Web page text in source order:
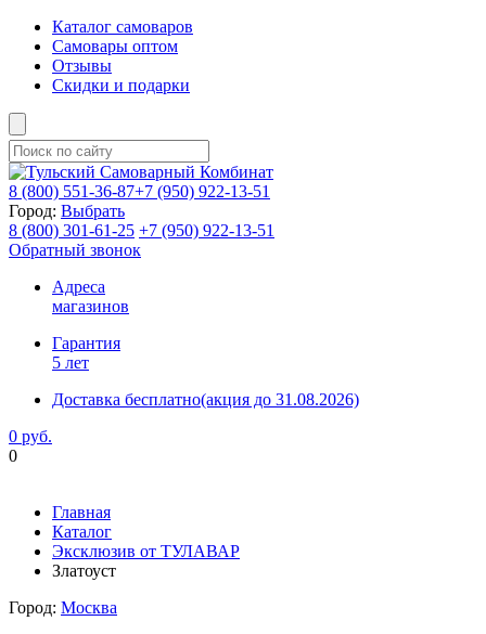
Каталог самоваров
Самовары оптом
Отзывы
Скидки и подарки
8 (800) 551-36-87+7 (950) 922-13-51
Город: Выбрать
8 (800) 301-61-25 +7 (950) 922-13-51
Обратный звонок
Адреса
магазинов
Гарантия
5 лет
Доставка бесплатно(акция до 31.08.2026)
0 руб.
0
Главная
Каталог
Эксклюзив от ТУЛАВАР
Златоуст
Город: Москва